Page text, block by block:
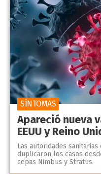
Apareció nueva
EEUU y Reino
Las autoridades
duplicaron los casos
cepas Nimbus y Stratus.
SÍNTOMAS